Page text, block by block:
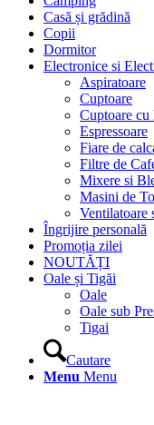
Casă și grădină
Copii
Dormitor
Electronice si
Aspiratoare
Cuptoare
Cuptoare
Espressoare
Fiare de
Filtre de
Mixere si
Masini de
Ventilatoare
Îngrijire personală
Promoția zilei
NOUTĂȚI
Oale și Tigăi
Oale
Oale sub
Tigai
Cautare
Menu Menu